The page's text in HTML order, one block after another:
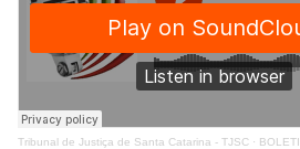
Tribunal de Justiça de Santa Catarina - TJSC ·